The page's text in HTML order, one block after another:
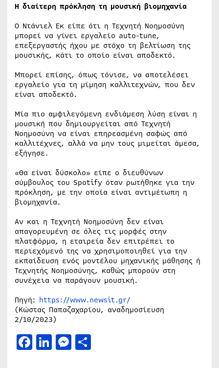
Η διαίτερη πρόκληση τη μουσική βιομηχανία
Ο Ντάνιελ Εκ είπε ότι η Τεχνητή Νοημοσύνη
μπορεί να γίνει εργαλείο auto-tune,
επεξεργαστής ήχου με στόχο τη βελτίωση της
μουσικής, κάτι το οποίο είναι αποδεκτό.
Μπορεί επίσης, όπως τόνισε, να αποτελέσει
εργαλείο για τη μίμηση καλλιτεχνών, που δεν
είναι αποδεκτό.
Μία πιο αμφιλεγόμενη ενδιάμεση λύση είναι η
μουσική που δημιουργείται από Τεχνητή
Νοημοσύνη να είναι επηρεασμένη σαφώς από
καλλιτέχνες, αλλά να μην τους μιμείται άμεσα,
εξήγησε.
«Θα είναι δύσκολο» είπε ο διευθύνων
σύμβουλος του Spotify όταν ρωτήθηκε για την
πρόκληση, με την οποία είναι αντιμέτωπη η
βιομηχανία.
Αν και η Τεχνητή Νοημοσύνη δεν είναι
απαγορευμένη σε όλες τις μορφές στην
πλατφόρμα, η εταιρεία δεν επιτρέπει το
περιεχόμενό της να χρησιμοποιηθεί για την
εκπαίδευση ενός μοντέλου μηχανικής μάθησης ή
Τεχνητής Νοημοσύνης, καθώς μπορούν στη
συνέχεια να παράγουν μουσική.
Πηγή: https://www.newsit.gr/
(Κώστας Παπαζαχαρίου, αναδημοσίευση
2/10/2023)
Facebook
LinkedIn
Messenger